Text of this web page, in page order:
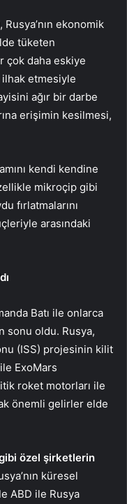
ekonomik
tüketen
çok daha eskiye
ilhak etmesiyle
ağır bir darbe
erişimin kesilmesi,
kendi kendine
mikroçip gibi
fırlatmalarını
arasındaki
Batı ile onlarca
sonu oldu. Rusya,
(ISS) projesinin kilit
ExoMars
roket motorları ile
önemli gelirler elde
özel şirketlerin
küresel
ABD ile Rusya